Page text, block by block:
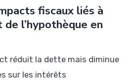
fiscaux liés à
l’hypothèque en
réduit la dette mais diminue
sur les intérêts